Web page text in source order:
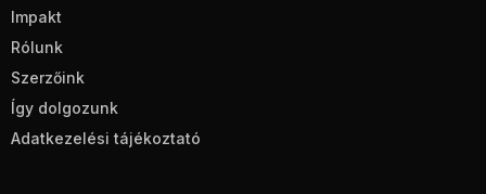
Impakt
Rólunk
Szerzőink
Így dolgozunk
Adatkezelési tájékoztató